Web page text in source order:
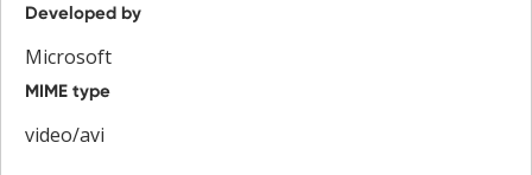
Developed by
Microsoft
MIME type
video/avi